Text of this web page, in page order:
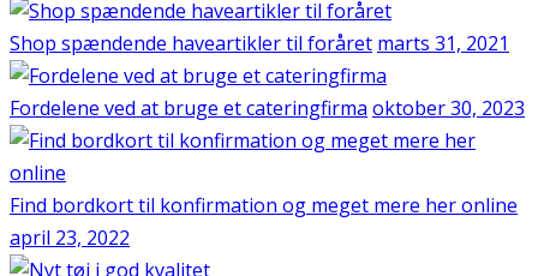
Shop spændende haveartikler til foråret marts 31, 2021
Fordelene ved at bruge et cateringfirma oktober 30, 2023
Find bordkort til konfirmation og meget mere her online
april 23, 2022